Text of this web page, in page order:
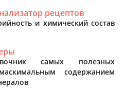
рецептов
и химический состав
самых полезных
содержанием